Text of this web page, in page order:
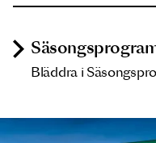
Bläddra i